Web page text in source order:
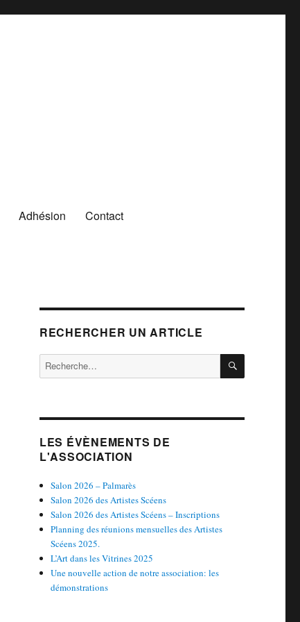
Adhésion Contact
RECHERCHER UN ARTICLE
Recherche
pour :
LES ÉVÈNEMENTS DE
L'ASSOCIATION
Salon 2026 – Palmarès
Salon 2026 des Artistes Scéens
Salon 2026 des Artistes Scéens – Inscriptions
Planning des réunions mensuelles des Artistes
Scéens 2025.
L’Art dans les Vitrines 2025
Une nouvelle action de notre association: les
démonstrations